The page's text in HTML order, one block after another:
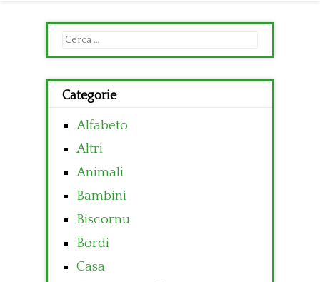
Ricerca
per:
Categorie
Alfabeto
Altri
Animali
Bambini
Biscornu
Bordi
Casa